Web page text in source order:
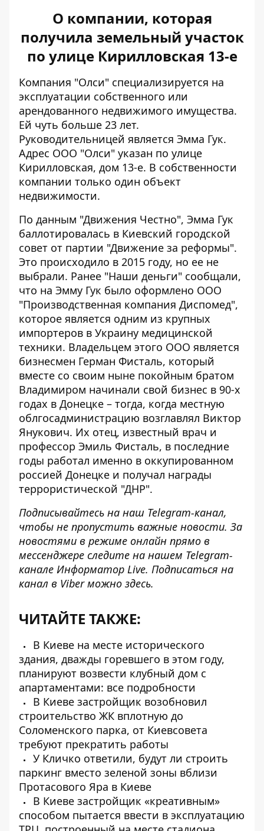
О компании, которая
получила земельный участок
по улице Кирилловская 13-е
Компания "Олси" специализируется на
эксплуатации собственного или
арендованного недвижимого имущества.
Ей чуть больше 23 лет.
Руководительницей является Эмма Гук.
Адрес ООО "Олси" указан по улице
Кирилловская, дом 13-е. В собственности
компании только один объект
недвижимости.
По данным "Движения Честно", Эмма Гук
баллотировалась в Киевский городской
совет от партии "Движение за реформы".
Это происходило в 2015 году, но ее не
выбрали. Ранее "Наши деньги" сообщали,
что на Эмму Гук было оформлено ООО
"Производственная компания Диспомед",
которое является одним из крупных
импортеров в Украину медицинской
техники. Владельцем этого ООО является
бизнесмен Герман Фисталь, который
вместе со своим ныне покойным братом
Владимиром начинали свой бизнес в 90-х
годах в Донецке – тогда, когда местную
облгосадминистрацию возглавлял Виктор
Янукович. Их отец, известный врач и
профессор Эмиль Фисталь, в последние
годы работал именно в оккупированном
россией Донецке и получал награды
террористической "ДНР".
Подписывайтесь на наш Telegram-канал,
чтобы не пропустить важные новости. За
новостями в режиме онлайн прямо в
мессенджере следите на нашем Telegram-
канале Информатор Live. Подписаться на
канал в Viber можно здесь.
ЧИТАЙТЕ ТАКЖЕ:
В Киеве на месте исторического
здания, дважды горевшего в этом году,
планируют возвести клубный дом с
апартаментами: все подробности
В Киеве застройщик возобновил
строительство ЖК вплотную до
Соломенского парка, от Киевсовета
требуют прекратить работы
У Кличко ответили, будут ли строить
паркинг вместо зеленой зоны вблизи
Протасового Яра в Киеве
В Киеве застройщик «креативным»
способом пытается ввести в эксплуатацию